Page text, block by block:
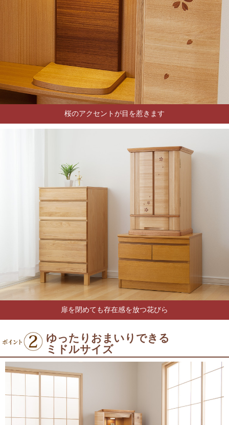
桜のアクセントが目を惹きます
扉を閉めても存在感を放つ花びら
ゆったりおまいりできる
ミドルサイズ